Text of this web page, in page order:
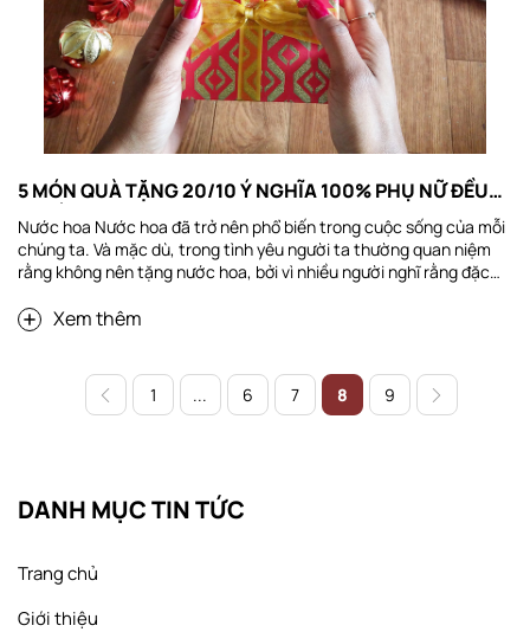
DANH MỤC TIN TỨC
Trang chủ
Giới thiệu
5 MÓN QUÀ TẶNG 20/10 Ý NGHĨA 100% PHỤ NỮ ĐỀU
MUỐN NHẬN
Nước hoa Nước hoa đã trở nên phổ biến trong cuộc sống của mỗi
chúng ta. Và mặc dù, trong tình yêu người ta thường quan niệm
rằng không nên tặng nước hoa, bởi vì nhiều người nghĩ rằng đặc
theo mùi hương và nhanh chóng chia tay. Nhưng đó chỉ là quan
trong tình yêu”. Nước hoa cũng...
Xem thêm
1 ... 6 7 8 9